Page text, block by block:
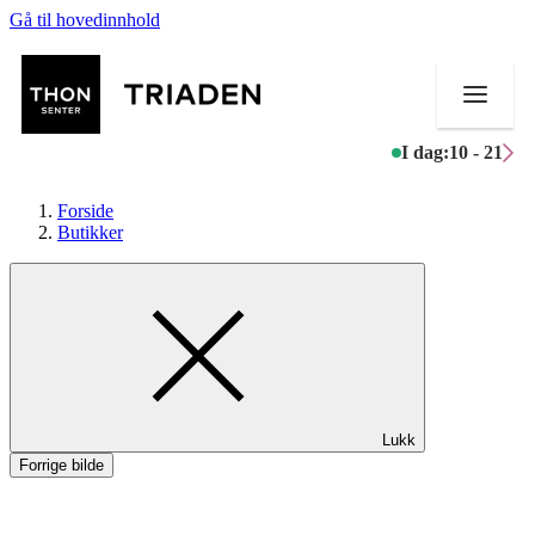
Gå til hovedinnhold
I dag:10 - 21
Mat og drikke
Aktiviteter
Forside
Butikker
Lukk
Forrige bilde